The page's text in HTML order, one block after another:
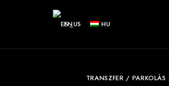
EN HU
TRANSZFER / PARKOLÁS